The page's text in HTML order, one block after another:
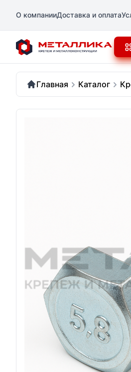
О компанииДоставка и оплата
Главная Каталог